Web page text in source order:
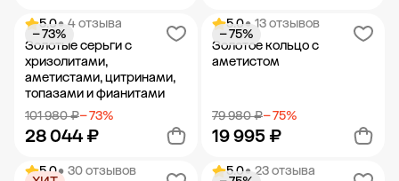
Добавить в корзину Добавить в корзину
5.0• 4 отзыва
Золотые серьги с
хризолитами,
аметистами, цитринами,
топазами и фианитами
101 980 ₽− 73%
28 044 ₽
− 73%
5.0• 13 отзывов
Золотое кольцо с
аметистом
79 980 ₽− 75%
19 995 ₽
− 75%
5.0• 30 отзывов
5.0• 23 отзыва